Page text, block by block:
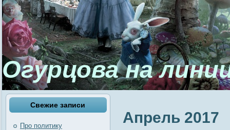
Огурцова на
Свежие записи
Про политику
Апрель 2017